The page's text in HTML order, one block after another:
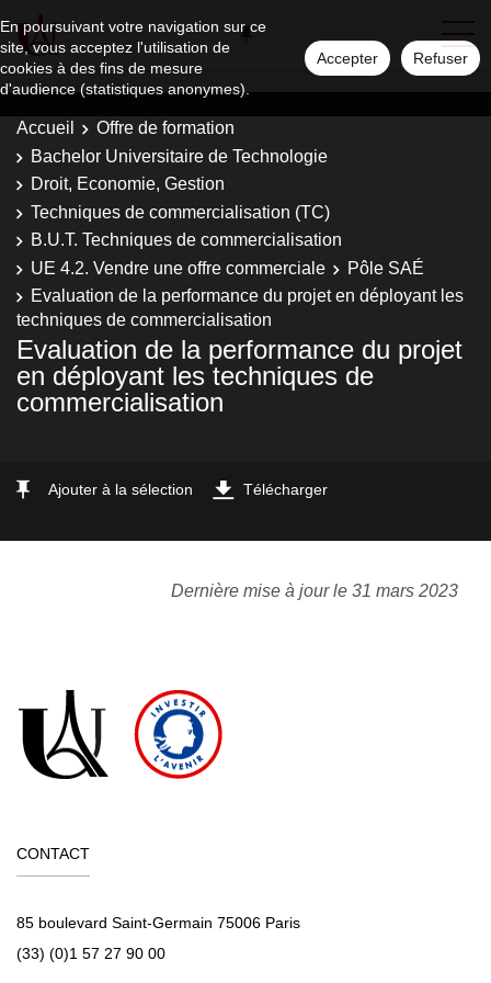
En poursuivant votre navigation sur ce
site, vous acceptez l'utilisation de
cookies à des fins de mesure
d'audience (statistiques anonymes).
Accepter Refuser
Accueil
Offre de formation
Bachelor Universitaire de Technologie
Droit, Economie, Gestion
Techniques de commercialisation (TC)
B.U.T. Techniques de commercialisation
UE 4.2. Vendre une offre commerciale
Pôle SAÉ
Evaluation de la performance du projet en déployant les
techniques de commercialisation
Evaluation de la performance du projet
en déployant les techniques de
commercialisation
Ajouter à la sélection Télécharger
Dernière mise à jour le 31 mars 2023
CONTACT
85 boulevard Saint-Germain 75006 Paris
(33) (0)1 57 27 90 00